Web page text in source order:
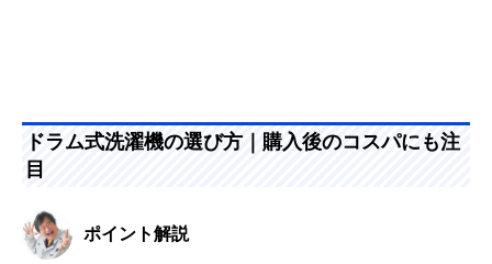
ドラム式洗濯機の選び方｜購入後のコスパにも注
目
ポイント解説